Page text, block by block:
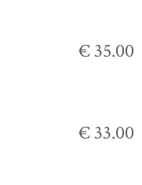
€ 35.00
€ 33.00